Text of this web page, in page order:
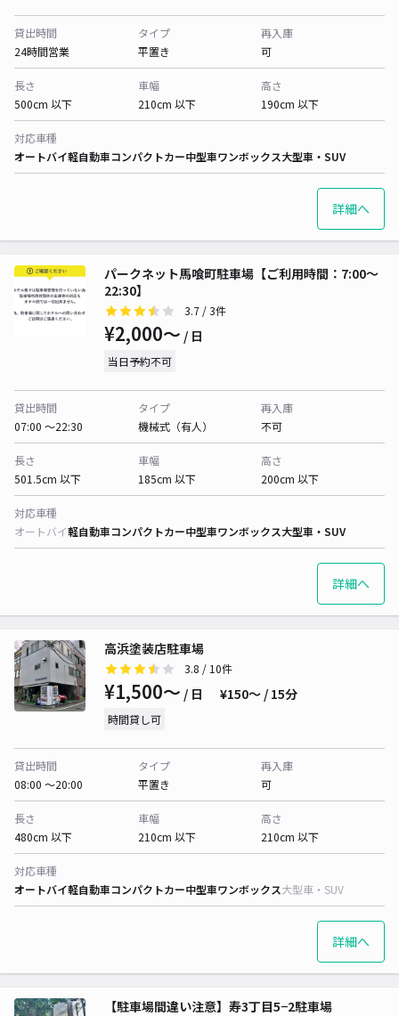
貸出時間
24時間営業
タイプ
平置き
再入庫
可
長さ
500cm 以下
車幅
210cm 以下
高さ
190cm 以下
対応車種
オートバイ軽自動車コンパクトカー中型車ワンボックス大型車・SUV
詳細へ
パークネット馬喰町駐車場【ご利用時間：7:00～
22:30】
3.7 / 3件
¥2,000〜 / 日
当日予約不可
貸出時間
07:00 〜22:30
タイプ
機械式（有人）
再入庫
不可
長さ
501.5cm 以下
車幅
185cm 以下
高さ
200cm 以下
対応車種
オートバイ軽自動車コンパクトカー中型車ワンボックス大型車・SUV
詳細へ
高浜塗装店駐車場
3.8 / 10件
¥1,500〜 / 日 ¥150〜 / 15分
時間貸し可
貸出時間
08:00 〜20:00
タイプ
平置き
再入庫
可
長さ
480cm 以下
車幅
210cm 以下
高さ
210cm 以下
対応車種
オートバイ軽自動車コンパクトカー中型車ワンボックス大型車・SUV
詳細へ
【駐車場間違い注意】寿3丁目5−2駐車場